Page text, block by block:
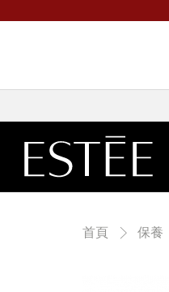
首頁 保養